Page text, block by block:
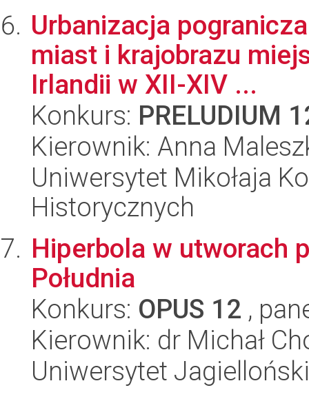
Urbanizacja
miast i krajobrazu
Irlandii w XII-XIV ...
Konkurs: PRELUDIUM
Kierownik: Anna
Uniwersytet Mikołaja
Historycznych
Hiperbola w utworach
Południa
Konkurs: OPUS 12 ,
Kierownik: dr Michał
Uniwersytet